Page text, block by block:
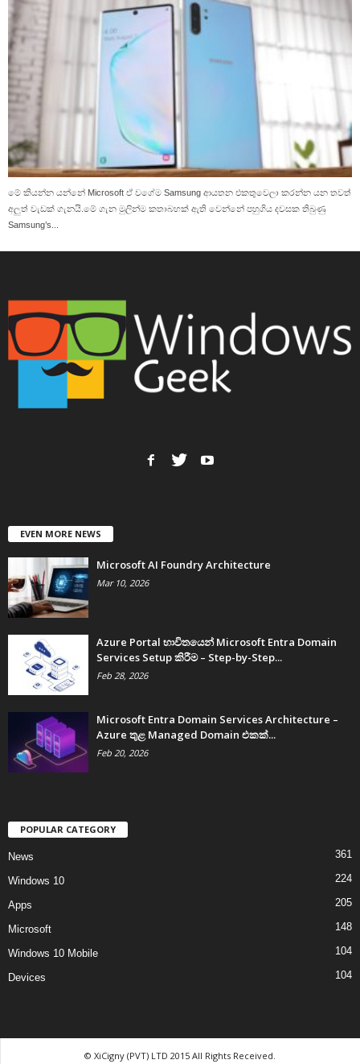
මේ කියන්න යන්නේ Microsoft ඒ වගේම Samsung ආයතන එකතුවෙලා කරන්න යන තවත්
අලුත් වැඩක් ගැනයි.මේ ගැන මුලින්ම කතාබහක් ඇති වෙන්නේ පහුගිය දවසක තිබුණු
Samsung’s...
EVEN MORE NEWS
Microsoft AI Foundry Architecture
Mar 10, 2026
Azure Portal භාවිතයෙන් Microsoft Entra Domain
Services Setup කිරීම – Step-by-Step...
Feb 28, 2026
Microsoft Entra Domain Services Architecture –
Azure තුළ Managed Domain එකක්...
Feb 20, 2026
POPULAR CATEGORY
News 361
Windows 10 224
Apps 205
Microsoft 148
Windows 10 Mobile 104
Devices 104
© XiCigny (PVT) LTD 2015 All Rights Received.